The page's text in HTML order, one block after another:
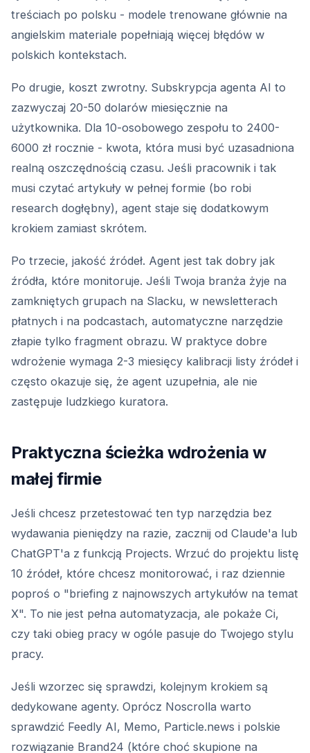
treściach po polsku - modele trenowane głównie na
angielskim materiale popełniają więcej błędów w
polskich kontekstach.
Po drugie, koszt zwrotny. Subskrypcja agenta AI to
zazwyczaj 20-50 dolarów miesięcznie na
użytkownika. Dla 10-osobowego zespołu to 2400-
6000 zł rocznie - kwota, która musi być uzasadniona
realną oszczędnością czasu. Jeśli pracownik i tak
musi czytać artykuły w pełnej formie (bo robi
research dogłębny), agent staje się dodatkowym
krokiem zamiast skrótem.
Po trzecie, jakość źródeł. Agent jest tak dobry jak
źródła, które monitoruje. Jeśli Twoja branża żyje na
zamkniętych grupach na Slacku, w newsletterach
płatnych i na podcastach, automatyczne narzędzie
złapie tylko fragment obrazu. W praktyce dobre
wdrożenie wymaga 2-3 miesięcy kalibracji listy źródeł i
często okazuje się, że agent uzupełnia, ale nie
zastępuje ludzkiego kuratora.
Praktyczna ścieżka wdrożenia w
małej firmie
Jeśli chcesz przetestować ten typ narzędzia bez
wydawania pieniędzy na razie, zacznij od Claude'a lub
ChatGPT'a z funkcją Projects. Wrzuć do projektu listę
10 źródeł, które chcesz monitorować, i raz dziennie
poproś o "briefing z najnowszych artykułów na temat
X". To nie jest pełna automatyzacja, ale pokaże Ci,
czy taki obieg pracy w ogóle pasuje do Twojego stylu
pracy.
Jeśli wzorzec się sprawdzi, kolejnym krokiem są
dedykowane agenty. Oprócz Noscrolla warto
sprawdzić Feedly AI, Memo, Particle.news i polskie
rozwiązanie Brand24 (które choć skupione na